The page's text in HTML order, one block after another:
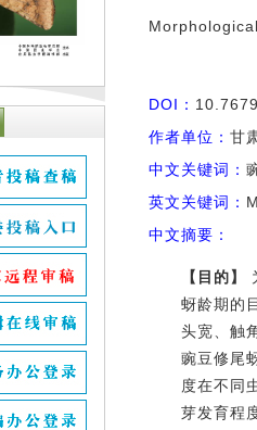
DOI：
作者单位： 甘
中文关键词：
英文关键词：
中文摘要：
【目的】
蚜龄期的
头宽、触
豌豆修尾
度在不同
芽发育程